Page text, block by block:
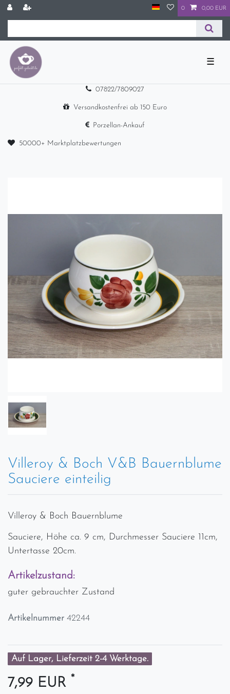
0 0,00 EUR
☰
07822/7809027
Versandkostenfrei ab 150 Euro
Porzellan-Ankauf
50000+ Marktplatzbewertungen
Villeroy & Boch V&B Bauernblume
Sauciere einteilig
Villeroy & Boch Bauernblume
Sauciere, Höhe ca. 9 cm, Durchmesser Sauciere 11cm,
Untertasse 20cm.
Artikelzustand:
guter gebrauchter Zustand
Artikelnummer 42244
Auf Lager, Lieferzeit 2-4 Werktage.
7,99 EUR *